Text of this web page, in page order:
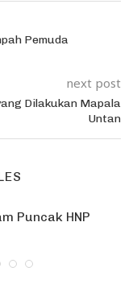
Pemuda
next post
Dilakukan Mapala
Untan
Puncak HNP